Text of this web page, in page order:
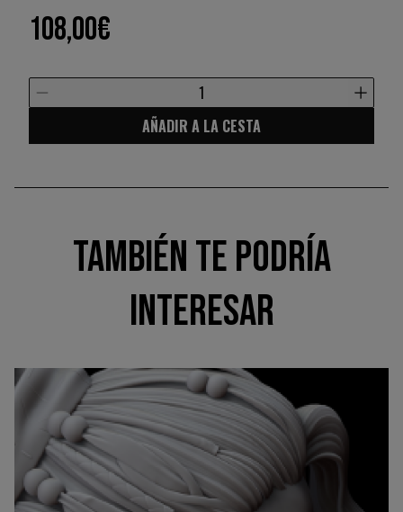
108,00€
1
AÑADIR A LA CESTA
TAMBIÉN TE PODRÍA
INTERESAR